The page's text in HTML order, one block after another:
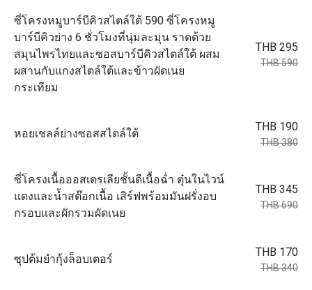
ซี่โครงหมูบาร์บีคิวสไตล์ใต้ 590 ซี่โครงหมู
บาร์บีคิวย่าง 6 ชั่วโมงที่นุ่มละมุน ราดด้วย
สมุนไพรไทยและซอสบาร์บีคิวสไตล์ใต้ ผสม
ผสานกับแกงสไตล์ใต้และข้าวผัดเนย
กระเทียม
THB 295
THB 590
หอยเชลล์ย่างซอสสไตล์ใต้
THB 190
THB 380
ซี่โครงเนื้อออสเตรเลียชั้นดีเนื้อฉ่ำ ตุ๋นในไวน์
แดงและน้ำสต๊อกเนื้อ เสิร์ฟพร้อมมันฝรั่งอบ
กรอบและผักรวมผัดเนย
THB 345
THB 690
ซุปต้มยำกุ้งล็อบเตอร์
THB 170
THB 340